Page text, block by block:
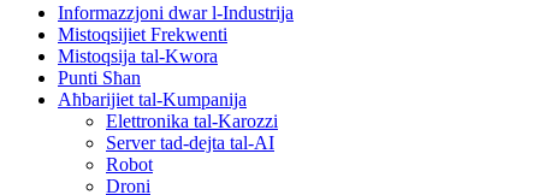
Informazzjoni dwar l-Industrija
Mistoqsijiet Frekwenti
Mistoqsija tal-Kwora
Punti Sħan
Aħbarijiet tal-Kumpanija
Elettronika tal-Karozzi
Server tad-dejta tal-AI
Robot
Droni